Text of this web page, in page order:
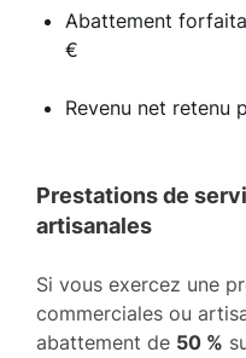
Abattement
€
Revenu net retenu
Prestations de
artisanales
Si vous exercez une
commerciales ou
abattement de 50 %